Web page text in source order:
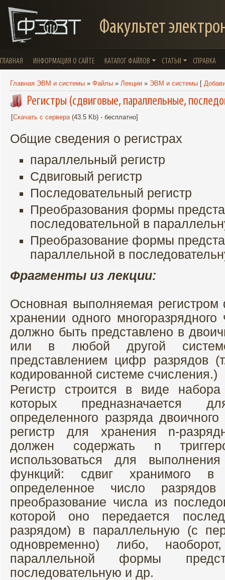
Факультет
ГЛАВНАЯ ИНФОРМАЦИЯ О САЙТЕ КАТАЛОГ ФАЙЛОВ СТАТЬИ СПРАВКА
Главная ЭВМ и системы » Файлы » Лекции » ЭВМ и системы [
Регистры (сдвиговые, параллельные,
[Скачать с сервера(43.5 Kb) - бесплатно]
Общие сведения о регистрах
параллельный регистр
Сдвиговый регистр
Последовательный регистр
Преобразования формы
последовательной в
Преобразование формы
параллельной в
Фрагменты из лекции:
Основная выполняемая регистром
хранении одного
должно быть представлено в
или в любой другой
представлением цифр разрядов
кодированной системе счисления.)
Регистр строится в виде
которых предназначается
определенного разряда
регистр для хранения n-
должен содержать n
использоваться для
функций: сдвиг хранимого
определенное число
преобразование числа из
которой оно передается
разрядом) в параллельную (с
одновременно) либо,
параллельной формы
последовательную и др.